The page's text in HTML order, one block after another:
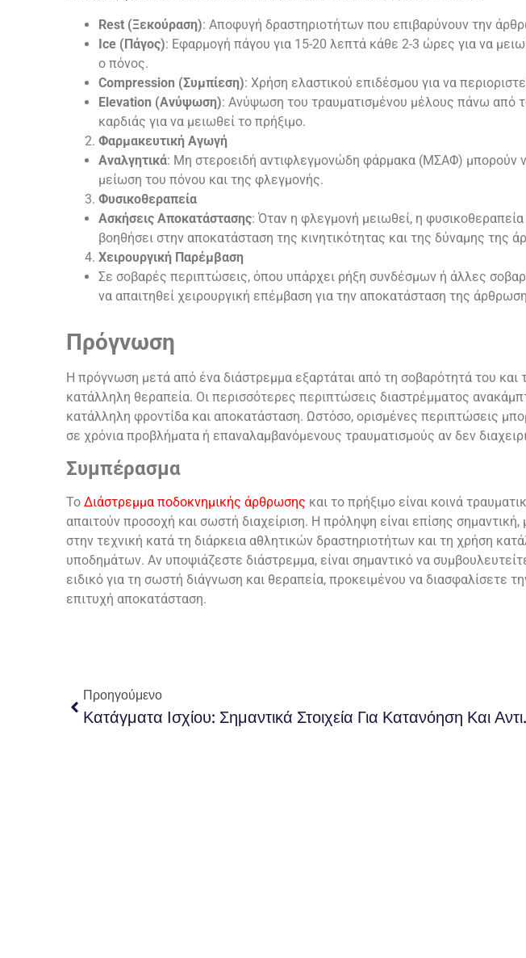
Rest (Ξεκούραση): Αποφυγή δραστηριοτήτων που επιβαρύνουν την
Ice (Πάγος): Εφαρμογή πάγου για 15-20 λεπτά κάθε 2-3 ώρες για να
ο πόνος.
Compression (Συμπίεση): Χρήση ελαστικού επιδέσμου για να
Elevation (Ανύψωση): Ανύψωση του τραυματισμένου μέλους πάνω από
καρδιάς για να μειωθεί το πρήξιμο.
Φαρμακευτική Αγωγή
Αναλγητικά: Μη στεροειδή αντιφλεγμονώδη φάρμακα (ΜΣΑΦ) μπορούν
μείωση του πόνου και της φλεγμονής.
Φυσικοθεραπεία
Ασκήσεις Αποκατάστασης: Όταν η φλεγμονή μειωθεί, η
βοηθήσει στην αποκατάσταση της κινητικότητας και της δύναμης της
Χειρουργική Παρέμβαση
Σε σοβαρές περιπτώσεις, όπου υπάρχει ρήξη συνδέσμων ή άλλες
να απαιτηθεί χειρουργική επέμβαση για την αποκατάσταση της
Πρόγνωση
Η πρόγνωση μετά από ένα διάστρεμμα εξαρτάται από τη σοβαρότητά του και
κατάλληλη θεραπεία. Οι περισσότερες περιπτώσεις διαστρέμματος
κατάλληλη φροντίδα και αποκατάσταση. Ωστόσο, ορισμένες περιπτώσεις
σε χρόνια προβλήματα ή επαναλαμβανόμενους τραυματισμούς αν δεν
Συμπέρασμα
Το Διάστρεμμα ποδοκνημικής άρθρωσης και το πρήξιμο είναι κοινά
απαιτούν προσοχή και σωστή διαχείριση. Η πρόληψη είναι επίσης
στην τεχνική κατά τη διάρκεια αθλητικών δραστηριοτήτων και τη χρήση
υποδημάτων. Αν υποψιάζεστε διάστρεμμα, είναι σημαντικό να
ειδικό για τη σωστή διάγνωση και θεραπεία, προκειμένου να διασφαλίσετε
επιτυχή αποκατάσταση.
Προηγούμενο